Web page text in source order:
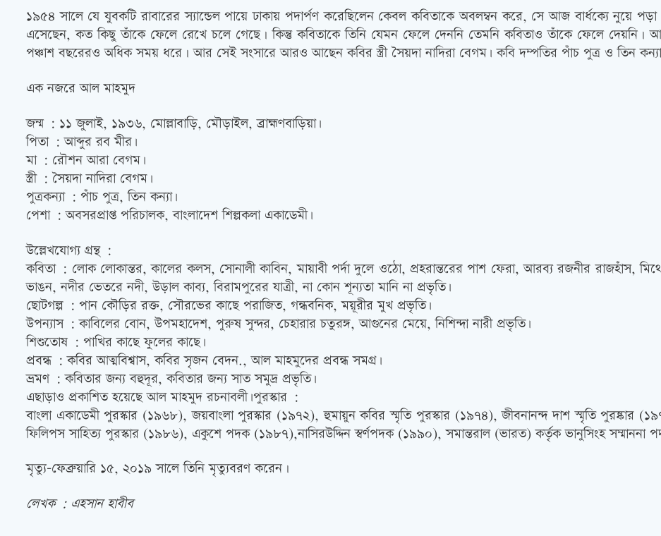
১৯৫৪ সালে যে যুবকটি রাবারের স্যান্ডেল পায়ে ঢাকায় পদার্পণ করেছিলেন কেবল কবিতাকে অবলম্বন করে, সে আজ বার্ধক্যে নুয়ে
এসেছেন, কত কিছু তাঁকে ফেলে রেখে চলে গেছে। কিন্তু কবিতাকে তিনি যেমন ফেলে দেননি তেমনি কবিতাও তাঁকে ফেলে
পঞ্চাশ বছরেরও অধিক সময় ধরে। আর সেই সংসারে আরও আছেন কবির স্ত্রী সৈয়দা নাদিরা বেগম৷ কবি দম্পতির পাঁচ পুত্র ও তিন
এক নজরে আল মাহমুদ
জন্ম : ১১ জুলাই, ১৯৩৬, মোল্লাবাড়ি, মৌড়াইল, ব্রাহ্মণবাড়িয়া৷
পিতা : আব্দুর রব মীর৷
মা : রৌশন আরা বেগম৷
স্ত্রী : সৈয়দা নাদিরা বেগম৷
পুত্রকন্যা : পাঁচ পুত্র, তিন কন্যা৷
পেশা : অবসরপ্রাপ্ত পরিচালক, বাংলাদেশ শিল্পকলা একাডেমী৷
উল্লেখযোগ্য গ্রন্থ :
কবিতা : লোক লোকান্তর, কালের কলস, সোনালী কাবিন, মায়াবী পর্দা দুলে ওঠো, প্রহরান্তরের পাশ ফেরা, আরব্য রজনীর রাজহাঁস,
ভাঙন, নদীর ভেতরে নদী, উড়াল কাব্য, বিরামপুরের যাত্রী, না কোন শূন্যতা মানি না প্রভৃতি৷
ছোটগল্প : পান কৌড়ির রক্ত, সৌরভের কাছে পরাজিত, গন্ধবনিক, ময়ূরীর মুখ প্রভৃতি৷
উপন্যাস : কাবিলের বোন, উপমহাদেশ, পুরুষ সুন্দর, চেহারার চতুরঙ্গ, আগুনের মেয়ে, নিশিন্দা নারী প্রভৃতি৷
শিশুতোষ : পাখির কাছে ফুলের কাছে৷
প্রবন্ধ : কবির আত্মবিশ্বাস, কবির সৃজন বেদন., আল মাহমুদের প্রবন্ধ সমগ্র৷
ভ্রমণ : কবিতার জন্য বহুদূর, কবিতার জন্য সাত সমুদ্র প্রভৃতি৷
এছাড়াও প্রকাশিত হয়েছে আল মাহমুদ রচনাবলী৷পুরস্কার :
বাংলা একাডেমী পুরস্কার (১৯৬৮), জয়বাংলা পুরস্কার (১৯৭২), হুমায়ুন কবির স্মৃতি পুরস্কার (১৯৭৪), জীবনানন্দ দাশ স্মৃতি পুরষ্কার
ফিলিপস সাহিত্য পুরস্কার (১৯৮৬), একুশে পদক (১৯৮৭),নাসিরউদ্দিন স্বর্ণপদক (১৯৯০), সমান্তরাল (ভারত) কর্তৃক ভানুসিংহ সম্মাননা
মৃত্যু-ফেব্রুয়ারি ১৫, ২০১৯ সালে তিনি মৃত্যুবরণ করেন।
লেখক : এহসান হাবীব